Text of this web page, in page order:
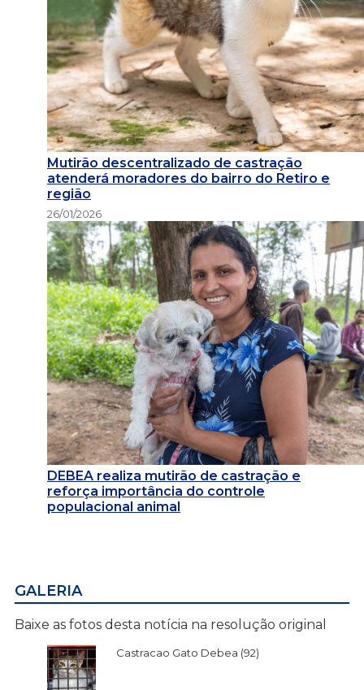
Mutirão descentralizado de castração
atenderá moradores do bairro do Retiro e
região
26/01/2026
DEBEA realiza mutirão de castração e
reforça importância do controle
populacional animal
GALERIA
Baixe as fotos desta notícia na resolução original
Castracao Gato Debea (92)